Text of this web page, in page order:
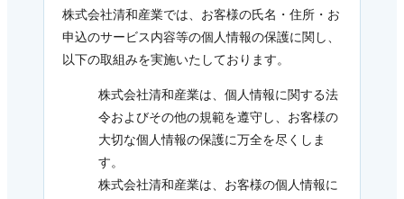
梱包用品
店舗・ディスプレイ用品
ポリ袋・OPP袋
株式会社清和産業では、お客様の氏名・住所・お
申込のサービス内容等の個人情報の保護に関し、
以下の取組みを実施いたしております。
株式会社清和産業は、個人情報に関する法
令およびその他の規範を遵守し、お客様の
大切な個人情報の保護に万全を尽くしま
す。
株式会社清和産業は、お客様の個人情報に